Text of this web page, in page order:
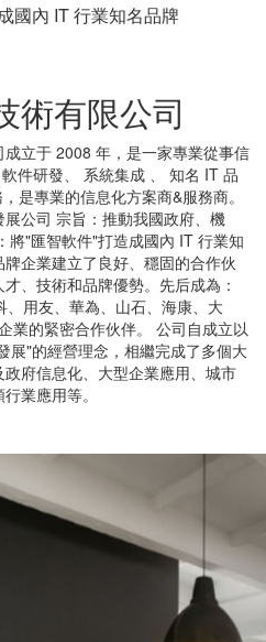
國內 IT 行業知名品牌
術有限公司
立于 2008 年，是一家專業從事信
件研發、 系統集成 、 知名 IT 品
是專業的信息化方案商&服務商。
公司 宗旨：推動我國政府、機
將"匯智軟件"打造成國內 IT 行業知
企業建立了良好、穩固的合作伙
、技術和品牌優勢。先后成為：
用友、華為、山石、海康、大
業的緊密合作伙伴。 公司自成立以
展"的經營理念，相繼完成了多個大
府信息化、大型企業應用、城市
業應用等。